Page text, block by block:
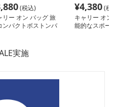
(税込)
リー オン バッグ 旅
ンパクトボストンバ
¥4,380(税
キャリー オン
能的なスポー